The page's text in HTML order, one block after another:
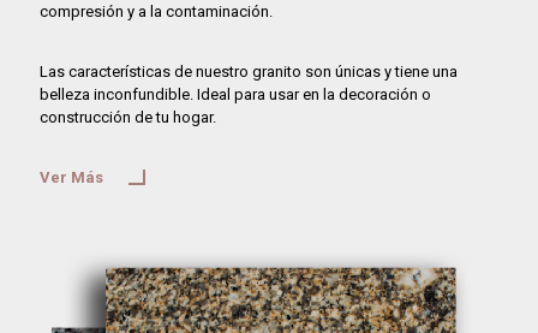
compresión y a la contaminación.
Las características de nuestro granito son únicas y tiene una
belleza inconfundible. Ideal para usar en la decoración o
construcción de tu hogar.
Ver Más